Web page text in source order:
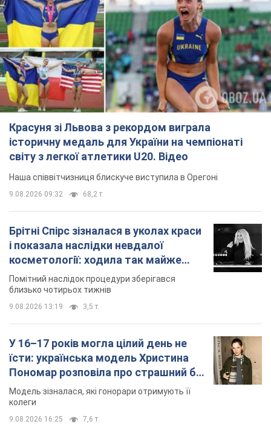
Красуня зі Львова з рекордом виграла
історичну медаль для України на чемпіонаті
світу з легкої атлетики U20. Відео
Наша співвітчизниця блискуче виступила в Орегоні
9.08.2026 09:32 68,2 т.
Брітні Спірс зізналася в уколах краси
і показала наслідки невдалої
косметології: ходила так майже
місяць
Помітний наслідок процедури зберігався
близько чотирьох тижнів
9.08.2026 13:19 3,5 т.
У 16–17 років могла цілий день не
їсти: українська модель Христина
Пономар розповіла про страшний бік
модельної кар’єри
Модель зізналася, які гонорари отримують її
колеги
9.08.2026 16:25 7,6 т.